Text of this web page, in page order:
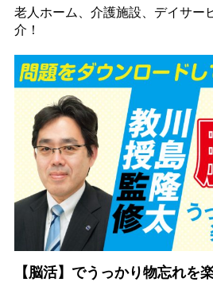
老人ホーム、介護施設、デイサー
介！
【脳活】でうっかり物忘れを